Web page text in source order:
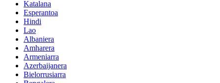
Katalana
Esperantoa
Hindi
Lao
Albaniera
Amharera
Armeniarra
Azerbaijanera
Bielorrusiarra